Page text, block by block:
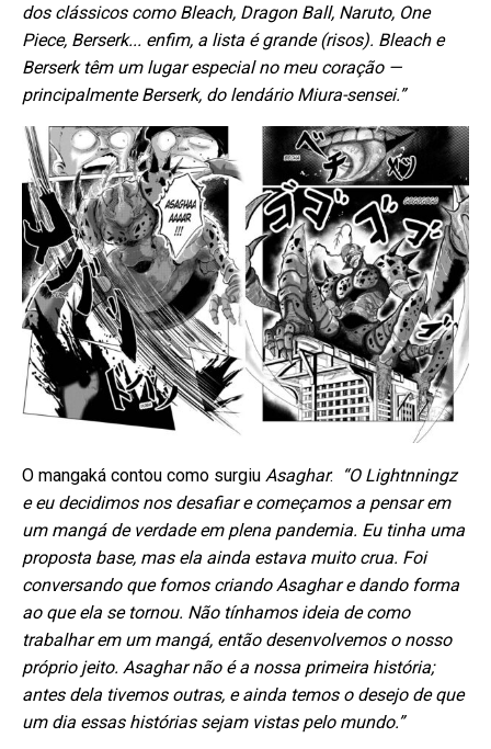
dos clássicos como Bleach, Dragon Ball, Naruto, One
Piece, Berserk... enfim, a lista é grande (risos). Bleach e
Berserk têm um lugar especial no meu coração —
principalmente Berserk, do lendário Miura-sensei.”
O mangaká contou como surgiu Asaghar: “O Lightnningz
e eu decidimos nos desafiar e começamos a pensar em
um mangá de verdade em plena pandemia. Eu tinha uma
proposta base, mas ela ainda estava muito crua. Foi
conversando que fomos criando Asaghar e dando forma
ao que ela se tornou. Não tínhamos ideia de como
trabalhar em um mangá, então desenvolvemos o nosso
próprio jeito. Asaghar não é a nossa primeira história;
antes dela tivemos outras, e ainda temos o desejo de que
um dia essas histórias sejam vistas pelo mundo.”